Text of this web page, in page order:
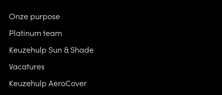
Onze purpose
Platinum team
Keuzehulp Sun & Shade
Vacatures
Keuzehulp AeroCover